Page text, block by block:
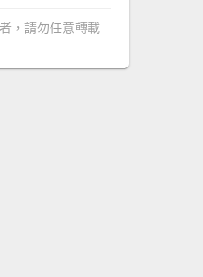
，請勿任意轉載